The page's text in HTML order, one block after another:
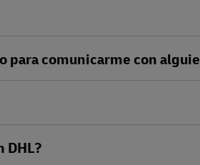
para comunicarme con
DHL?